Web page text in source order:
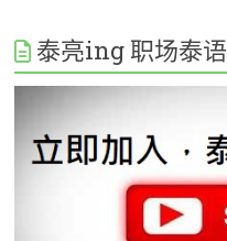
泰亮ing 职场泰语